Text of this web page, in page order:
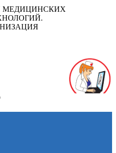
МЕДИЦИНСКИХ